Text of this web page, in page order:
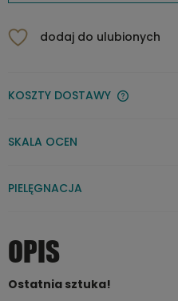
dodaj do ulubionych
KOSZTY DOSTAWY
CENA NIE ZAWIERA
SKALA OCEN
PIELĘGNACJA
OPIS
Ostatnia sztuka!